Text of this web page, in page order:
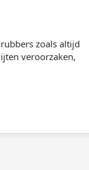
zoals altijd
veroorzaken,